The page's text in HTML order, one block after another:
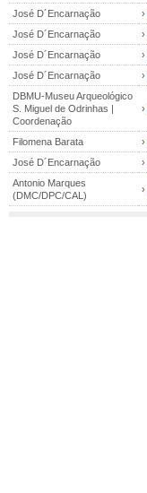
José D´Encarnação
›
José D´Encarnação
›
José D´Encarnação
›
José D´Encarnação
›
DBMU-Museu Arqueológico
S. Miguel de Odrinhas |
Coordenação
›
Filomena Barata ›
José D´Encarnação
›
Antonio Marques
(DMC/DPC/CAL)
›